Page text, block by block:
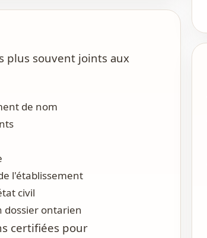
plus souvent joints aux
de nom
l'établissement
civil
dossier ontarien
certifiées pour